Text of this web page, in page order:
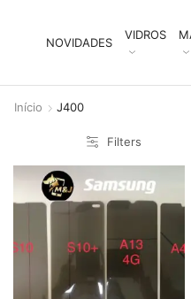
NOVIDADES
VIDROS
Início J400
Filters